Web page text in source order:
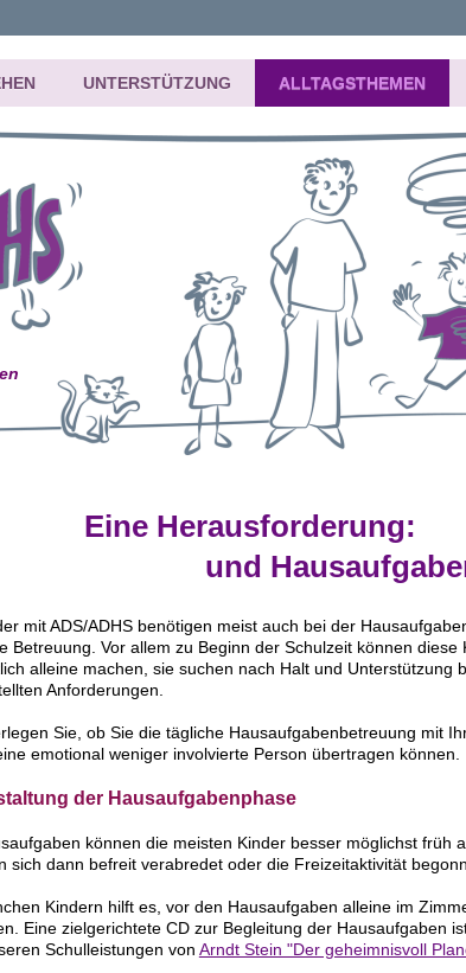
UNTERSTÜTZUNG ALLTAGSTHEMEN
und
mit ADS/ADHS benötigen meist auch bei der
Betreuung. Vor allem zu Beginn der Schulzeit können
alleine machen, sie suchen nach Halt und Unterstützung
Anforderungen.
Sie, ob Sie die tägliche Hausaufgabenbetreuung mit
emotional weniger involvierte Person übertragen können.
der Hausaufgabenphase
können die meisten Kinder besser möglichst früh
sich dann befreit verabredet oder die Freizeitaktivität
Kindern hilft es, vor den Hausaufgaben alleine im
Eine zielgerichtete CD zur Begleitung der Hausaufgaben
Schulleistungen von Arndt Stein "Der geheimnisvoll